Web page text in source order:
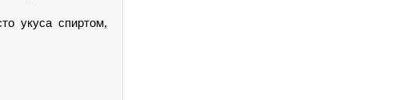
укуса спиртом,